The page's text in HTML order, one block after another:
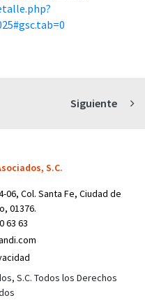
Siguiente
S.C.
06, Col. Santa Fe, Ciudad de
01376.
63 63
S.C. Todos los Derechos